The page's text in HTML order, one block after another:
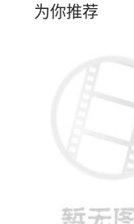
第28集
第16集
第10集
为你推荐